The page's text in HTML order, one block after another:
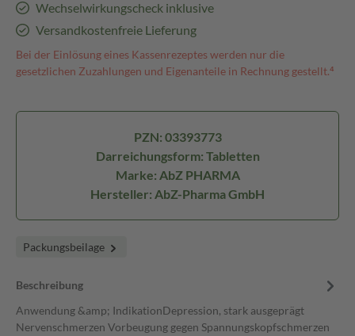
Wechselwirkungscheck inklusive
Versandkostenfreie Lieferung
Bei der Einlösung eines Kassenrezeptes werden nur die
gesetzlichen Zuzahlungen und Eigenanteile in Rechnung gestellt.⁴
PZN: 03393773
Darreichungsform: Tabletten
Marke: AbZ PHARMA
Hersteller: AbZ-Pharma GmbH
Packungsbeilage
Beschreibung
Anwendung &amp; IndikationDepression, stark ausgeprägt
Nervenschmerzen Vorbeugung gegen Spannungskopfschmerzen